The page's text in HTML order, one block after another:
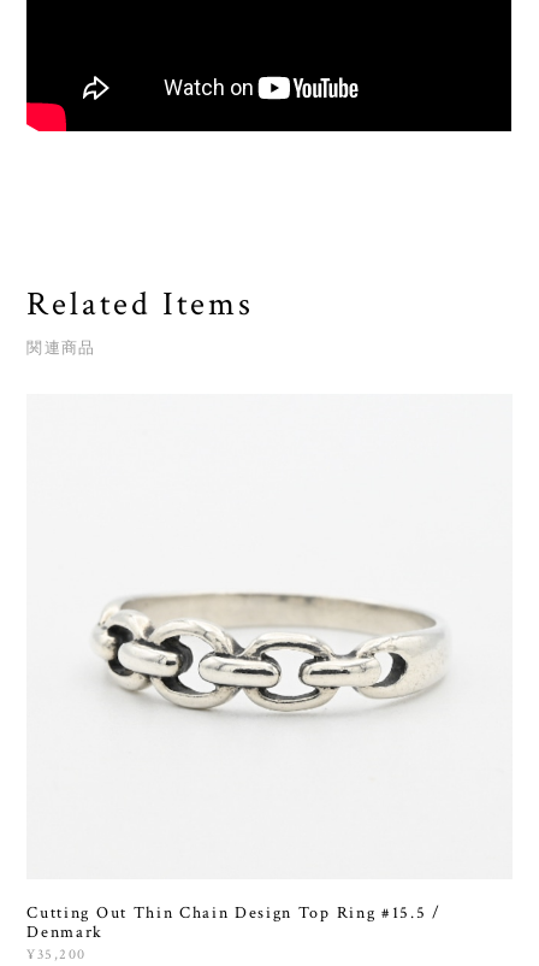
Related Items
関連商品
Cutting Out Thin Chain Design Top Ring #15.5 /
Denmark
¥35,200